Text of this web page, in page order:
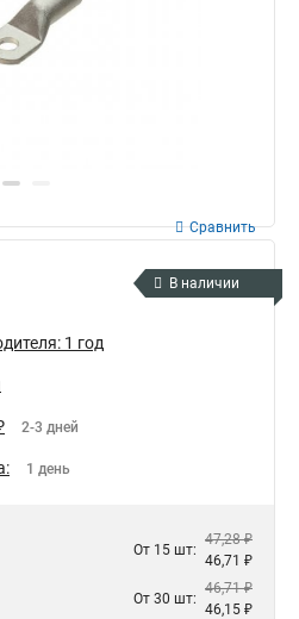
Сравнить
В наличии
1 год
2-3 дней
1 день
От 15 шт:
47,28 ₽
46,71 ₽
От 30 шт:
46,71 ₽
46,15 ₽